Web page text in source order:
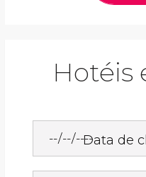
Hotéis
Data de